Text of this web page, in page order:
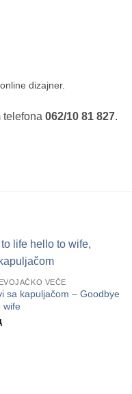
dizajner.
telefona 062/10 81 827.
VEČE
sa kapuljačom – Goodbye
wife